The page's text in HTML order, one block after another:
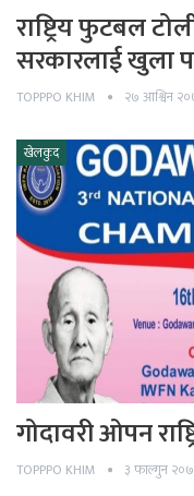
राष्ट्रिय फुटबल
सरकारलाई खुला
TOPPPO KHIM २७ आश्विन
खेलकुद
गोदावरी ओपन
TOPPPO KHIM ३ फाल्गुन